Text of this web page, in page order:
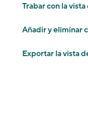
Trabar con la
Añadir y eliminar
Exportar la vista